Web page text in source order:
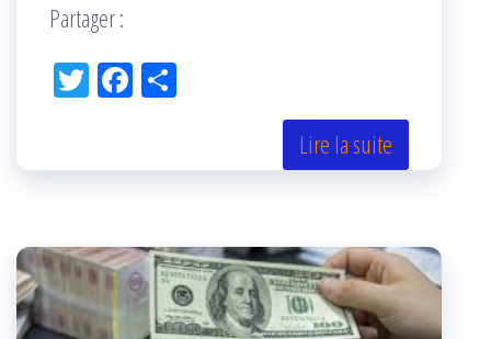
Partager :
Tw
itt
Fac
eb
k r
Lire la suite